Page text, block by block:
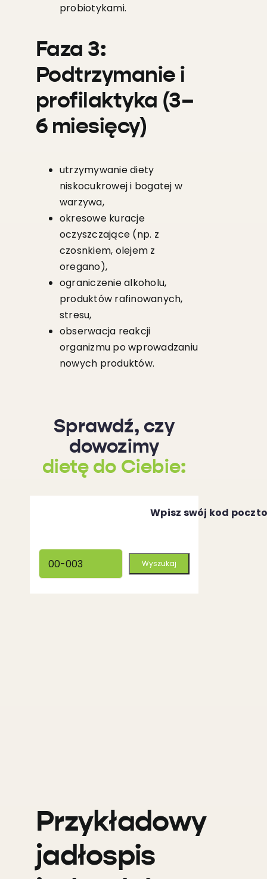
probiotykami.
Faza 3:
Podtrzymanie i
profilaktyka (3–
6 miesięcy)
utrzymywanie diety
niskocukrowej i bogatej w
warzywa,
okresowe kuracje
oczyszczające (np. z
czosnkiem, olejem z
oregano),
ograniczenie alkoholu,
produktów rafinowanych,
stresu,
obserwacja reakcji
organizmu po wprowadzaniu
nowych produktów.
Sprawdź, czy
dowozimy
dietę do Ciebie:
Wpisz swój kod
Przykładowy
jadłospis